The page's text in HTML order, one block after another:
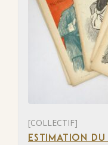
[COLLECTIF]
ESTIMATION